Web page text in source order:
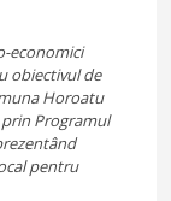
economici
obiectivul de
Horoatu
Programul
pentru